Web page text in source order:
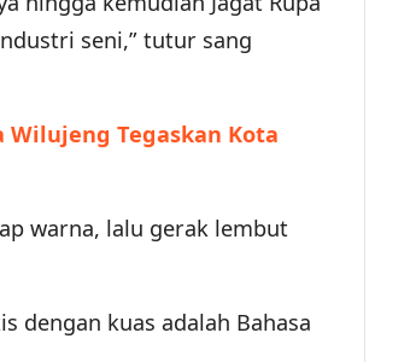
seni,” tutur sang
Tegaskan Kota
warna, lalu gerak lembut
dengan kuas adalah Bahasa